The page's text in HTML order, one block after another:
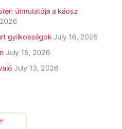
útmutatója a káosz
gyilkosságok July 16, 2026
July 15, 2026
July 13, 2026